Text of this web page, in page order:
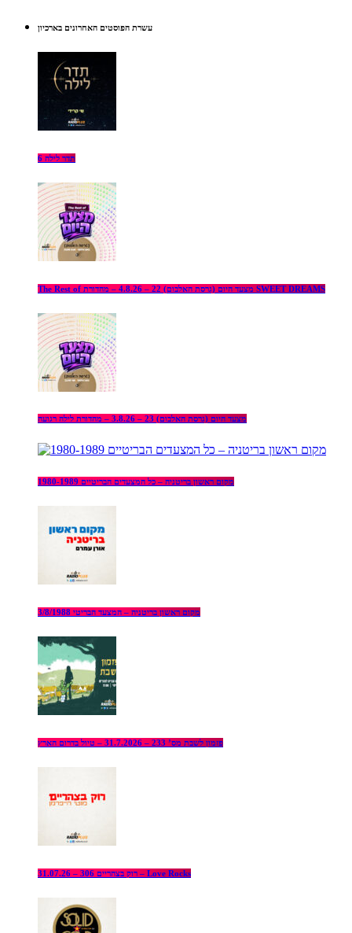
עשרת הפוסטים האחרונים בארכיון
תדר לילה 6
The Rest of מצעד היום (גרסת האלבום) 22 – 4.8.26 – מהדורת SWEET DREAMS
מצעד היום (גרסת האלבום) 23 – 3.8.26 – מהדורת לילה רגועה
מקום ראשון בריטניה – כל המצעדים הבריטיים 1980-1989
מקום ראשון בריטניה – המצעד הבריטי 3/8/1988
פזמון לשבת מס’ 233 – 31.7.2026 – טיול בדרום הארץ
רוק בצהריים 306 – 31.07.26 – Love Rocks